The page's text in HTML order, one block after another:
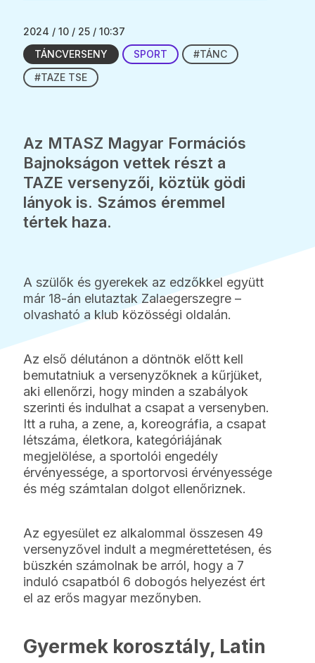
2024 / 10 / 25 / 10:37
TÁNCVERSENY
SPORT
#TÁNC
#TAZE TSE
Az MTASZ Magyar Formációs
Bajnokságon vettek részt a
TAZE versenyzői, köztük gödi
lányok is. Számos éremmel
tértek haza.
A szülők és gyerekek az edzőkkel együtt
már 18-án elutaztak Zalaegerszegre –
olvasható a klub közösségi oldalán.
Az első délutánon a döntnök előtt kell
bemutatniuk a versenyzőknek a kűrjüket,
aki ellenőrzi, hogy minden a szabályok
szerinti és indulhat a csapat a versenyben.
Itt a ruha, a zene, a, koreográfia, a csapat
létszáma, életkora, kategóriájának
megjelölése, a sportolói engedély
érvényessége, a sportorvosi érvényessége
és még számtalan dolgot ellenőriznek.
Az egyesület ez alkalommal összesen 49
versenyzővel indult a megmérettetésen, és
büszkén számolnak be arról, hogy a 7
induló csapatból 6 dobogós helyezést ért
el az erős magyar mezőnyben.
Gyermek korosztály, Latin